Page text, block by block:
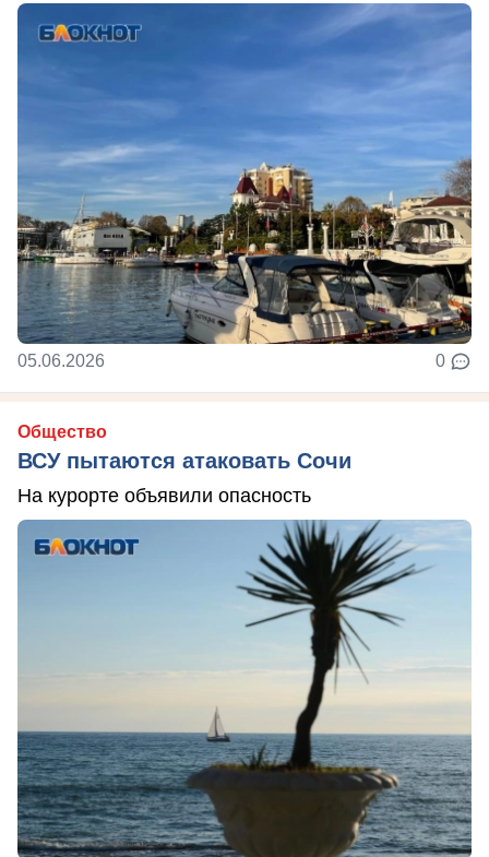
05.06.2026 0
Общество
ВСУ пытаются атаковать Сочи
На курорте объявили опасность